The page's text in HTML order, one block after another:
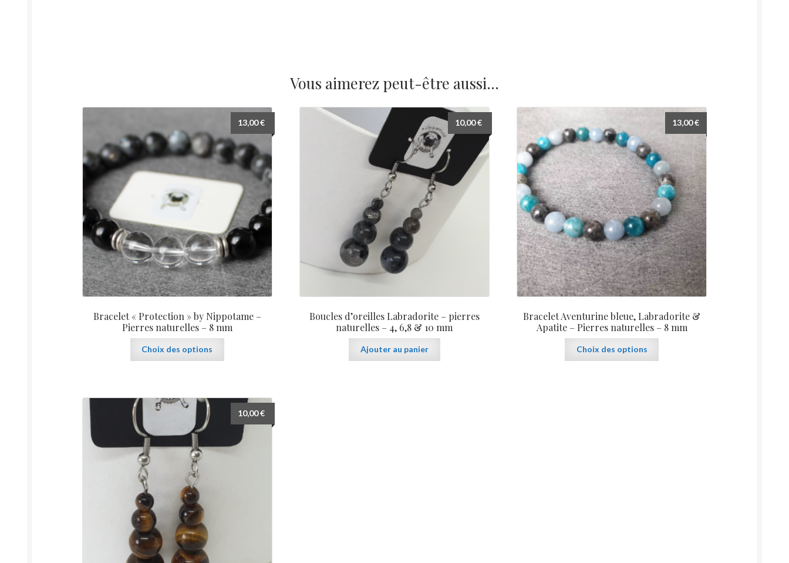
Vous aimerez peut-être aussi…
Bracelet « Protection » by Nippotame –
Pierres naturelles – 8 mm
13,00€
Choix des options
variations.
peuvent
être
Boucles d’oreilles Labradorite – pierres
naturelles – 4, 6,8 & 10 mm
10,00€
Ajouter au panier
Bracelet Aventurine bleue, Labradorite &
Apatite – Pierres naturelles – 8 mm
13,00€
Choix des options
10,00€